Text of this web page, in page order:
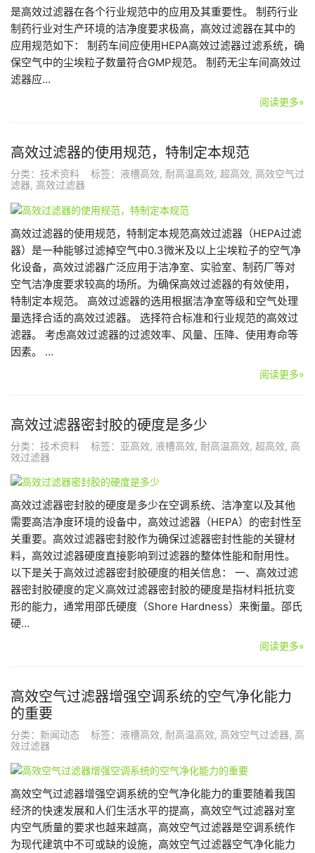
是高效过滤器在各个行业规范中的应用及其重要性。 制药行业
制药行业对生产环境的洁净度要求极高，高效过滤器在其中的
应用规范如下： 制药车间应使用HEPA高效过滤器过滤系统，确
保空气中的尘埃粒子数量符合GMP规范。 制药无尘车间高效过
滤器应…
阅读更多»
高效过滤器的使用规范，特制定本规范
分类： 技术资料 标签： 液槽高效, 耐高温高效, 超高效, 高效空气过
滤器, 高效过滤器
高效过滤器的使用规范，特制定本规范高效过滤器（HEPA过滤
器）是一种能够过滤掉空气中0.3微米及以上尘埃粒子的空气净
化设备，高效过滤器广泛应用于洁净室、实验室、制药厂等对
空气洁净度要求较高的场所。为确保高效过滤器的有效使用，
特制定本规范。 高效过滤器的选用根据洁净室等级和空气处理
量选择合适的高效过滤器。 选择符合标准和行业规范的高效过
滤器。 考虑高效过滤器的过滤效率、风量、压降、使用寿命等
因素。 …
阅读更多»
高效过滤器密封胶的硬度是多少
分类： 技术资料 标签： 亚高效, 液槽高效, 耐高温高效, 超高效, 高
效过滤器
高效过滤器密封胶的硬度是多少在空调系统、洁净室以及其他
需要高洁净度环境的设备中，高效过滤器（HEPA）的密封性至
关重要。高效过滤器密封胶作为确保过滤器密封性能的关键材
料，高效过滤器硬度直接影响到过滤器的整体性能和耐用性。
以下是关于高效过滤器密封胶硬度的相关信息： 一、高效过滤
器密封胶硬度的定义高效过滤器密封胶的硬度是指材料抵抗变
形的能力，通常用邵氏硬度（Shore Hardness）来衡量。邵氏
硬…
阅读更多»
高效空气过滤器增强空调系统的空气净化能力
的重要
分类： 新闻动态 标签： 液槽高效, 耐高温高效, 高效空气过滤器, 高
效过滤器
高效空气过滤器增强空调系统的空气净化能力的重要随着我国
经济的快速发展和人们生活水平的提高，高效空气过滤器对室
内空气质量的要求也越来越高，高效空气过滤器是空调系统作
为现代建筑中不可或缺的设施，高效空气过滤器空气净化能力